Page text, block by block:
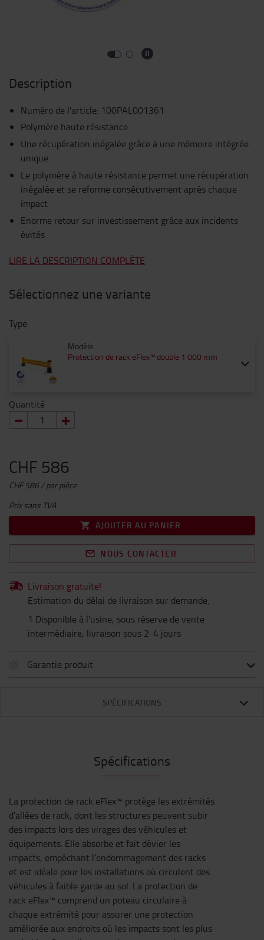
Description
Numéro de l'article: 100PAL001361
Polymère haute résistance
Une récupération inégalée grâce à une mémoire intégrée
unique
Le polymère à haute résistance permet une récupération
inégalée et se reforme consécutivement après chaque
impact
Enorme retour sur investissement grâce aux incidents
évités
LIRE LA DESCRIPTION COMPLÈTE
Sélectionnez une variante
Type
Modèle
Protection de rack eFlex™ double 1 000 mm
Quantité
CHF 586
CHF 586 / par pièce
Prix sans TVA
AJOUTER AU PANIER
NOUS CONTACTER
Livraison gratuite!
Estimation du délai de livraison sur demande.
1 Disponible à l'usine, sous réserve de vente
intermédiaire, livraison sous 2-4 jours
Garantie produit
SPÉCIFICATIONS
Spécifications
La protection de rack eFlex™ protège les extrémités
d’allées de rack, dont les structures peuvent subir
des impacts lors des virages des véhicules et
équipements. Elle absorbe et fait dévier les
impacts, empêchant l’endommagement des racks
et est idéale pour les installations où circulent des
véhicules à faible garde au sol. La protection de
rack eFlex™ comprend un poteau circulaire à
chaque extrémité pour assurer une protection
améliorée aux endroits où les impacts sont les plus